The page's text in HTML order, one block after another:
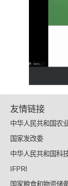
友情链接
中华人民共和国农
国家发改委
中华人民共和国科
IFPRI
国家粮食和物资储